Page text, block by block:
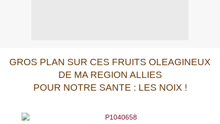
GROS PLAN SUR CES FRUITS OLEAGINEUX
DE MA REGION ALLIES
POUR NOTRE SANTE : LES NOIX !